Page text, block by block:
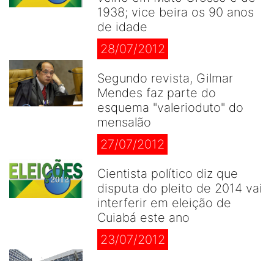
1938; vice beira os 90 anos
de idade
28/07/2012
Segundo revista, Gilmar
Mendes faz parte do
esquema "valerioduto" do
mensalão
27/07/2012
Cientista político diz que
disputa do pleito de 2014 vai
interferir em eleição de
Cuiabá este ano
23/07/2012